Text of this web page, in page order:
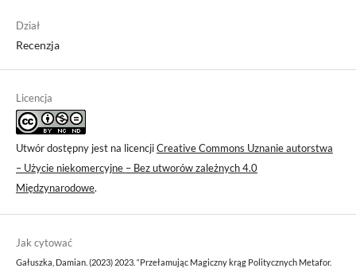
Dział
Recenzja
Licencja
Utwór dostępny jest na licencjiCreative Commons Uznanie autorstwa
– Użycie niekomercyjne – Bez utworów zależnych 4.0
Międzynarodowe.
Jak cytować
Gałuszka, Damian. (2023) 2023. “Przełamując Magiczny krąg Politycznych Metafor.